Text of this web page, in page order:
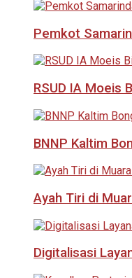
Pemkot
RSUD IA Moeis
BNNP Kaltim
Ayah Tiri di
Digitalisasi